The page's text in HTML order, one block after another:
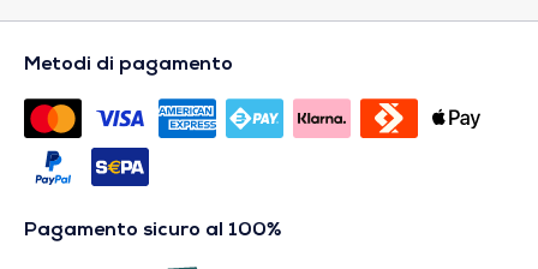
Metodi di pagamento
Pagamento sicuro al 100%